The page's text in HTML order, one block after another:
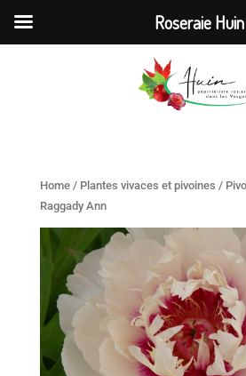
Home/ Plantes vivaces et pivoines /
Raggady Ann
Roseraie Huin